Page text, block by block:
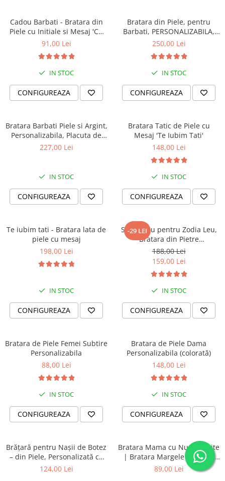
Cadou Barbati - Bratara din
Piele cu Initiale si Mesaj 'Cu
Tine Oriunde în Lume'
91,00 Lei
IN STOC
CONFIGUREAZA
Bratara din Piele, pentru
Barbati, PERSONALIZABILA,
Slide Force (casual)
250,00 Lei
IN STOC
CONFIGUREAZA
Bratara Barbati Piele si Argint,
Personalizabila, Placuta de
Argint 925 Gravata
227,00 Lei
IN STOC
CONFIGUREAZA
Bratara Tatic de Piele cu
Mesaj 'Te Iubim Tati'
148,00 Lei
IN STOC
CONFIGUREAZA
Te iubim tati - Bratara lata de
piele cu mesaj
198,00 Lei
IN STOC
CONFIGUREAZA
-29 LEI
Set Cadou pentru Zodia Leu,
Bratara din Pietre
Semipretioase si Lumanare
Parfumata
188,00 Lei
159,00 Lei
IN STOC
CONFIGUREAZA
Bratara de Piele Femei Subtire
Personalizabila
88,00 Lei
IN STOC
CONFIGUREAZA
Bratara de Piele Dama
Personalizabila (colorată)
148,00 Lei
IN STOC
CONFIGUREAZA
Brățară pentru Nașii de Botez
– din Piele, Personalizată cu
Mesaj
124,00 Lei
Bratara Mama cu Nume Fetite
| Bratara Margele Portelan
Turcoaz Roz Personalizata |
Cadou Mama Copii | Dichis
89,00 Lei